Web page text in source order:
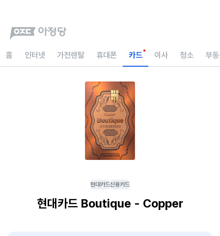
홈 인터넷 가전렌탈 휴대폰 카드 이사 청소 부
현대카드신용카드
현대카드 Boutique - Copper